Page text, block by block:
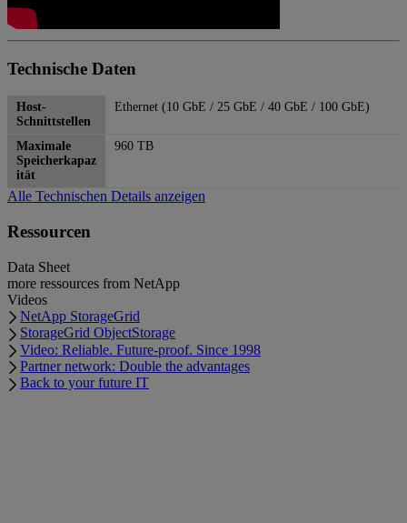
Technische Daten
Host-
Schnittstellen
Ethernet (10 GbE / 25 GbE / 40 GbE / 100 GbE)
Maximale
Speicherkapaz
ität
960 TB
Alle Technischen Details anzeigen
Ressourcen
Data Sheet
more ressources from NetApp
Videos
NetApp StorageGrid
StorageGrid ObjectStorage
Video: Reliable. Future-proof. Since 1998
Partner network: Double the advantages
Back to your future IT